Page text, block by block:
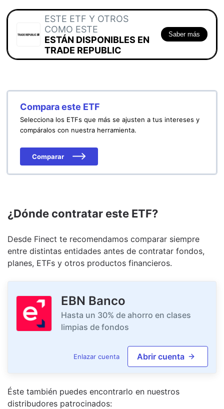
ESTE ETF Y OTROS
COMO ESTE
ESTÁN DISPONIBLES EN
TRADE REPUBLIC
Saber más
Compara este ETF
Selecciona los ETFs que más se ajusten a tus intereses y
compáralos con nuestra herramienta.
Comparar
¿Dónde contratar este ETF?
Desde Finect te recomendamos comparar siempre
entre distintas entidades antes de contratar fondos,
planes, ETFs y otros productos financieros.
EBN Banco
Hasta un 30% de ahorro en clases
limpias de fondos
Enlazar cuenta Abrir cuenta
Éste también puedes encontrarlo en nuestros
distribudores patrocinados: